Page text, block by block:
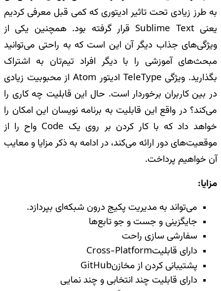
به طرز زیادی تحت تاثیر ادیتوری که کمی قبل معرفی کردیم
یعنی Sublime Text قرار گرفته بود. همچنین یکی از
ویژگی‌های جذاب دیگر آن این است که به راحتی می‌توانید
مبحث‌های آموزشی را با دیگر افراد تیم‌تان به اشتراک
بگذارید. ویژگی TeleType ادیتور Atom از محبوبیت زیادی
در بین کاربران برخوردار است. حال این قابلیت چه کاری را
می‌کند؟ در واقع این قابلیت به برنامه نویسان این امکان را
خواهد داد که با کار کردن بر روی یک Code واح را از
موقعیت‌های دور ارائه می‌کند، در ادامه به ذکر مزایا و معایب
آن خواهیم پرداخت.
مزایا:
می‌تواند به مدیریت پکیج درون شبکه‌ای بپردازد.
جایگزینی و جست و جو تابع‌ها
سفارشی سازی راحت
دارای قابلیتCross-Platform
پشتیبانی کردن از مخازنGitHub
دارای قابلیت چند انتخابی و چند نمایی